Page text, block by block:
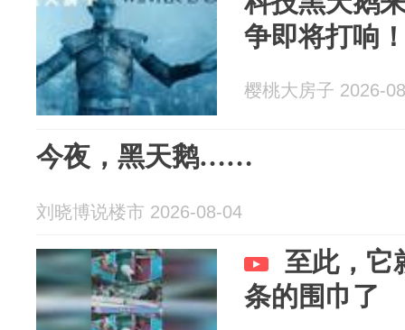
争即将打响
樱桃大房子 2026-
今夜，黑天鹅……
刘晓博说楼市 2026-08-04
至此，它
条的围巾了